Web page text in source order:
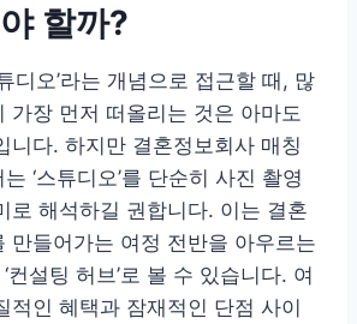
할까?
디오’라는 개념으로 접근할 때, 많
가장 먼저 떠올리는 것은 아마도
니다. 하지만 결혼정보회사 매칭
‘스튜디오’를 단순히 사진 촬영
로 해석하길 권합니다. 이는 결혼
만들어가는 여정 전반을 아우르는
‘컨설팅 허브’로 볼 수 있습니다. 여
적인 혜택과 잠재적인 단점 사이